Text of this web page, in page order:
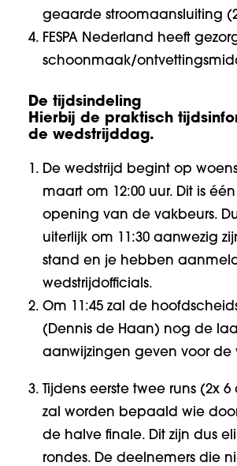
geaarde stroomaansluiting
FESPA Nederland heeft
schoonmaak/
De tijdsindeling
Hierbij de praktisch
de wedstrijddag.
De wedstrijd begint op
maart om 12:00 uur. Dit is
opening van de vakbeurs.
uiterlijk om 11:30 aanwezig
stand en je hebben
wedstrijdofficials.
Om 11:45 zal de
(Dennis de Haan) nog de
aanwijzingen geven voor de
Tijdens eerste twee runs (2x
zal worden bepaald wie
de halve finale. Dit zijn dus
rondes. De deelnemers die